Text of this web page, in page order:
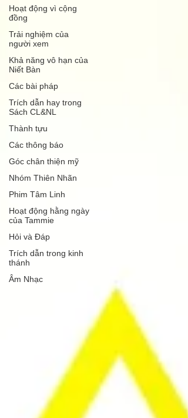
Hoạt động vì cộng
đồng
Trải nghiệm của
người xem
Khả năng vô hạn của
Niết Bàn
Các bài pháp
Trích dẫn hay trong
Sách CL&NL
Thành tựu
Các thông báo
Góc chân thiện mỹ
Nhóm Thiên Nhãn
Phim Tâm Linh
Hoạt động hằng ngày
của Tammie
Hỏi và Đáp
Trích dẫn trong kinh
thánh
Âm Nhạc